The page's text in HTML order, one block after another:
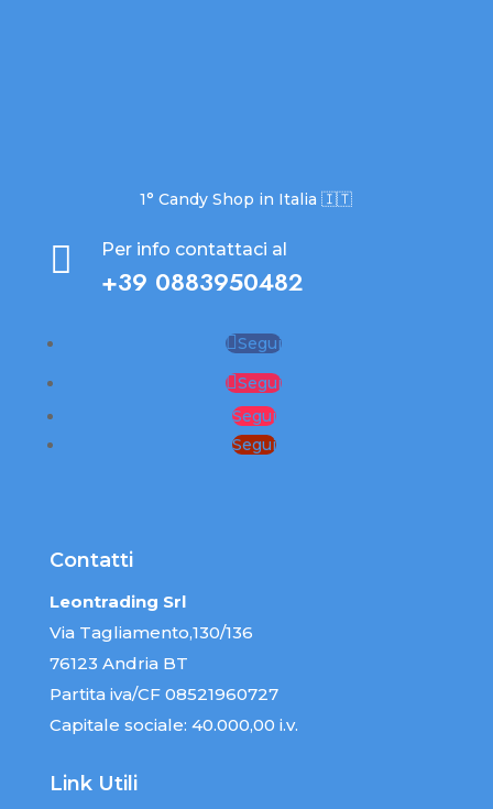
1° Candy Shop in Italia 🇮🇹
 Per info contattaci al
+39 0883950482
Segui
Segui
Segui
Segui
Contatti
Leontrading Srl
Via Tagliamento,130/136
76123 Andria BT
Partita iva/CF 08521960727
Capitale sociale: 40.000,00 i.v.
Link Utili